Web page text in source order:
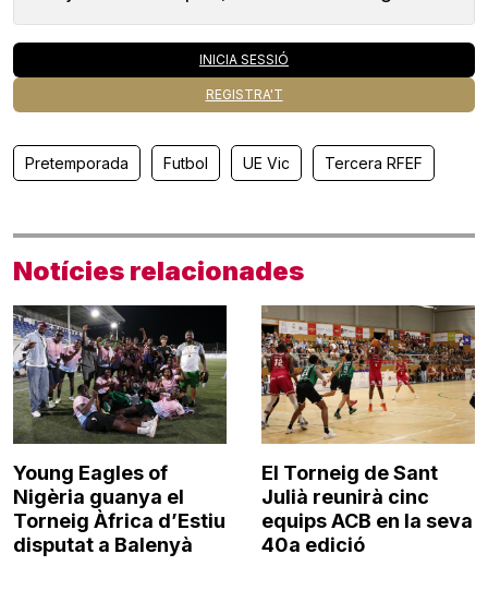
INICIA SESSIÓ
REGISTRA'T
Pretemporada Futbol UE Vic Tercera RFEF
Notícies relacionades
Young Eagles of
Nigèria guanya el
Torneig Àfrica d’Estiu
disputat a Balenyà
El Torneig de Sant
Julià reunirà cinc
equips ACB en la seva
40a edició